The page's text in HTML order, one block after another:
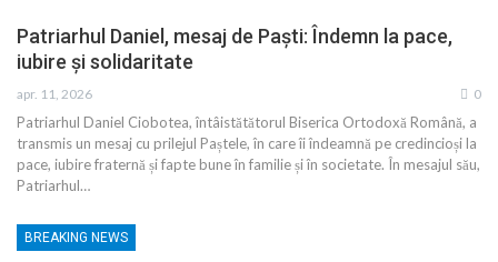
Patriarhul Daniel, mesaj de Paști: Îndemn la pace,
iubire și solidaritate
apr. 11, 2026 0
Patriarhul Daniel Ciobotea, întâistătătorul Biserica Ortodoxă Română, a
transmis un mesaj cu prilejul Paștele, în care îi îndeamnă pe credincioși la
pace, iubire fraternă și fapte bune în familie și în societate. În mesajul său,
Patriarhul…
BREAKING NEWS